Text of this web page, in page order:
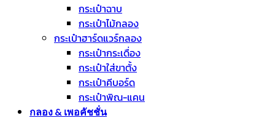
กระเป๋าฉาบ
กระเป๋าไม้กลอง
กระเป๋าฮาร์ดแวร์กลอง
กระเป๋ากระเดื่อง
กระเป๋าใส่ขาตั้ง
กระเป๋าคีบอร์ด
กระเป๋าพิณ-แคน
กลอง & เพอคัชชั่น